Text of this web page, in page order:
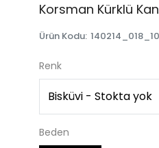
Korsman Kürklü
Ürün Kodu:
Renk
Beden